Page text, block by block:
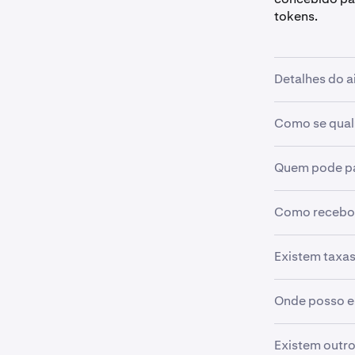
tokens.
Detalhes do
•
Valor do
elegíveis
•
Período
• Data do
•
Nota: As
contam
Como se
• Ser um
• Negocie
•
Quem pode
• Clientes
Como
Os tokens
Existem
Não há taxas
padrão à
Onde posso
Visite
Existem